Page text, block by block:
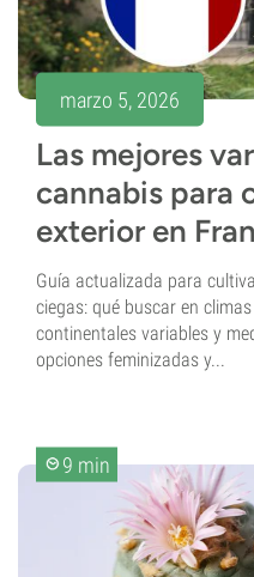
marzo 5, 2026
Las mejores
cannabis para
exterior en
Guía actualizada para
ciegas: qué buscar en
continentales variables y
opciones feminizadas y...
9 min